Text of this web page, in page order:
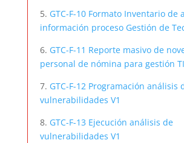
5. GTC-F-10 Formato Inventario de
información proceso Gestión de
6. GTC-F-11 Reporte masivo de
personal de nómina para gestión
7. GTC-F-12 Programación análisis
vulnerabilidades V1
8. GTC-F-13 Ejecución análisis de
vulnerabilidades V1